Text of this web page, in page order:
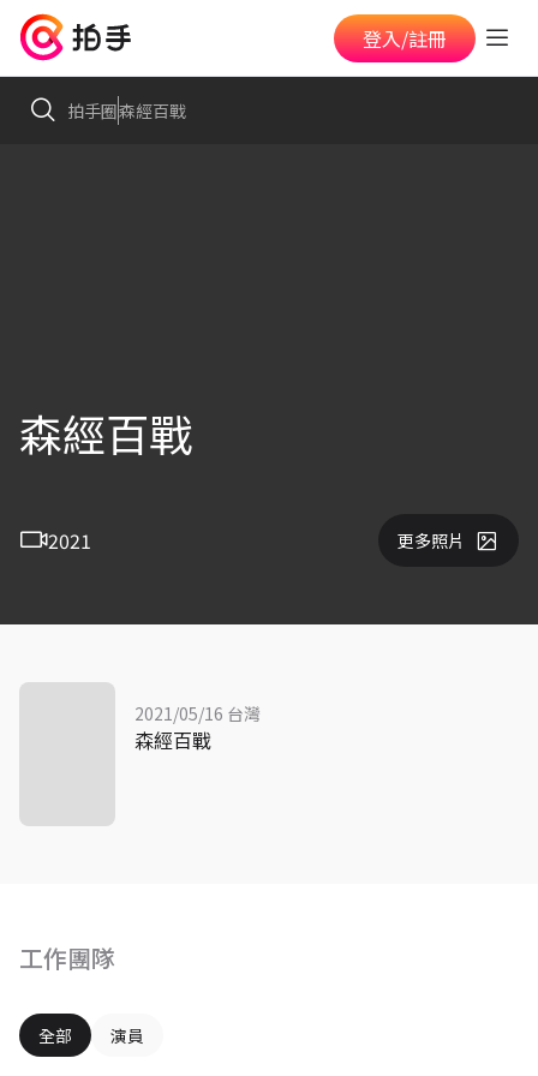
登入/註冊
拍手圈森經百戰
森經百戰
2021 更多照片
工作團隊
全部 演員
2021/05/16 台灣
森經百戰